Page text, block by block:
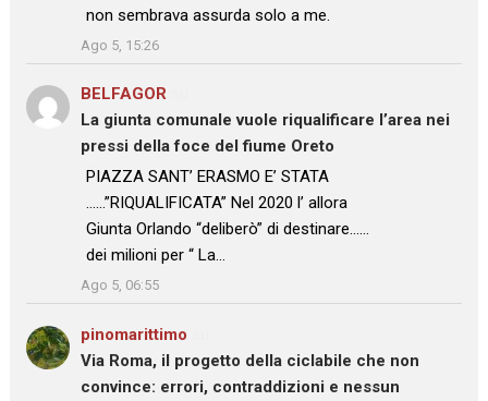
non sembrava assurda solo a me.
”
Ago 5, 15:26
BELFAGOR
La giunta comunale vuole riqualificare l’area nei
pressi della foce del fiume Oreto
: “PIAZZA SANT’ ERASMO E’ STATA
……”RIQUALIFICATA” Nel 2020 l’ allora
Giunta Orlando “deliberò” di destinare……
dei milioni per “ La…
”
Ago 5, 06:55
pinomarittimo
Via Roma, il progetto della ciclabile che non
convince: errori, contraddizioni e nessun